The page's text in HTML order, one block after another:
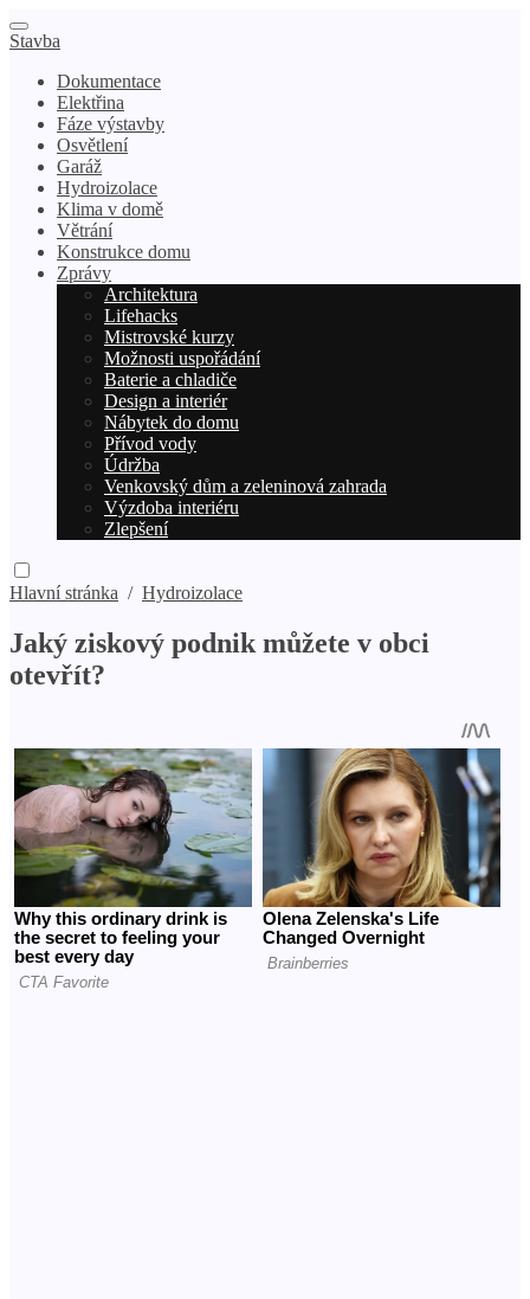
Stavba
Dokumentace
Elektřina
Fáze výstavby
Osvětlení
Garáž
Hydroizolace
Klima v domě
Větrání
Konstrukce domu
Zprávy
Architektura
Lifehacks
Mistrovské kurzy
Možnosti uspořádání
Baterie a chladiče
Design a interiér
Nábytek do domu
Přívod vody
Údržba
Venkovský dům a zeleninová zahrada
Výzdoba interiéru
Zlepšení
Hlavní stránka / Hydroizolace
Jaký ziskový podnik můžete v obci
otevřít?